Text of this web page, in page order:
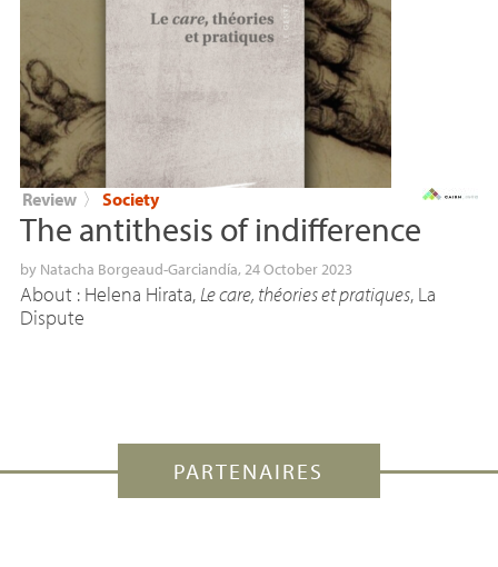
Review 〉 Society
The antithesis of indifference
by Natacha Borgeaud-Garciandía, 24 October 2023
About : Helena Hirata,Le care, théories et pratiques, La
Dispute
PARTENAIRES